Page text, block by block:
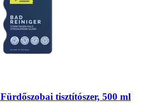
Fürdőszobai tisztítószer, 500 ml